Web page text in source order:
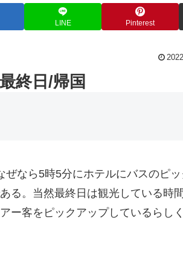
LINE Pinterest
終日/帰国
なら5時5分にホテルにバスのピ
る。当然最終日は観光している時
ー客をピックアップしているらし